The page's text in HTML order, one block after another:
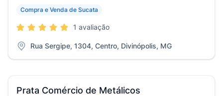
Compra e Venda de Sucata
1 avaliação
Rua Sergipe, 1304, Centro, Divinópolis, MG
Prata Comércio de Metálicos